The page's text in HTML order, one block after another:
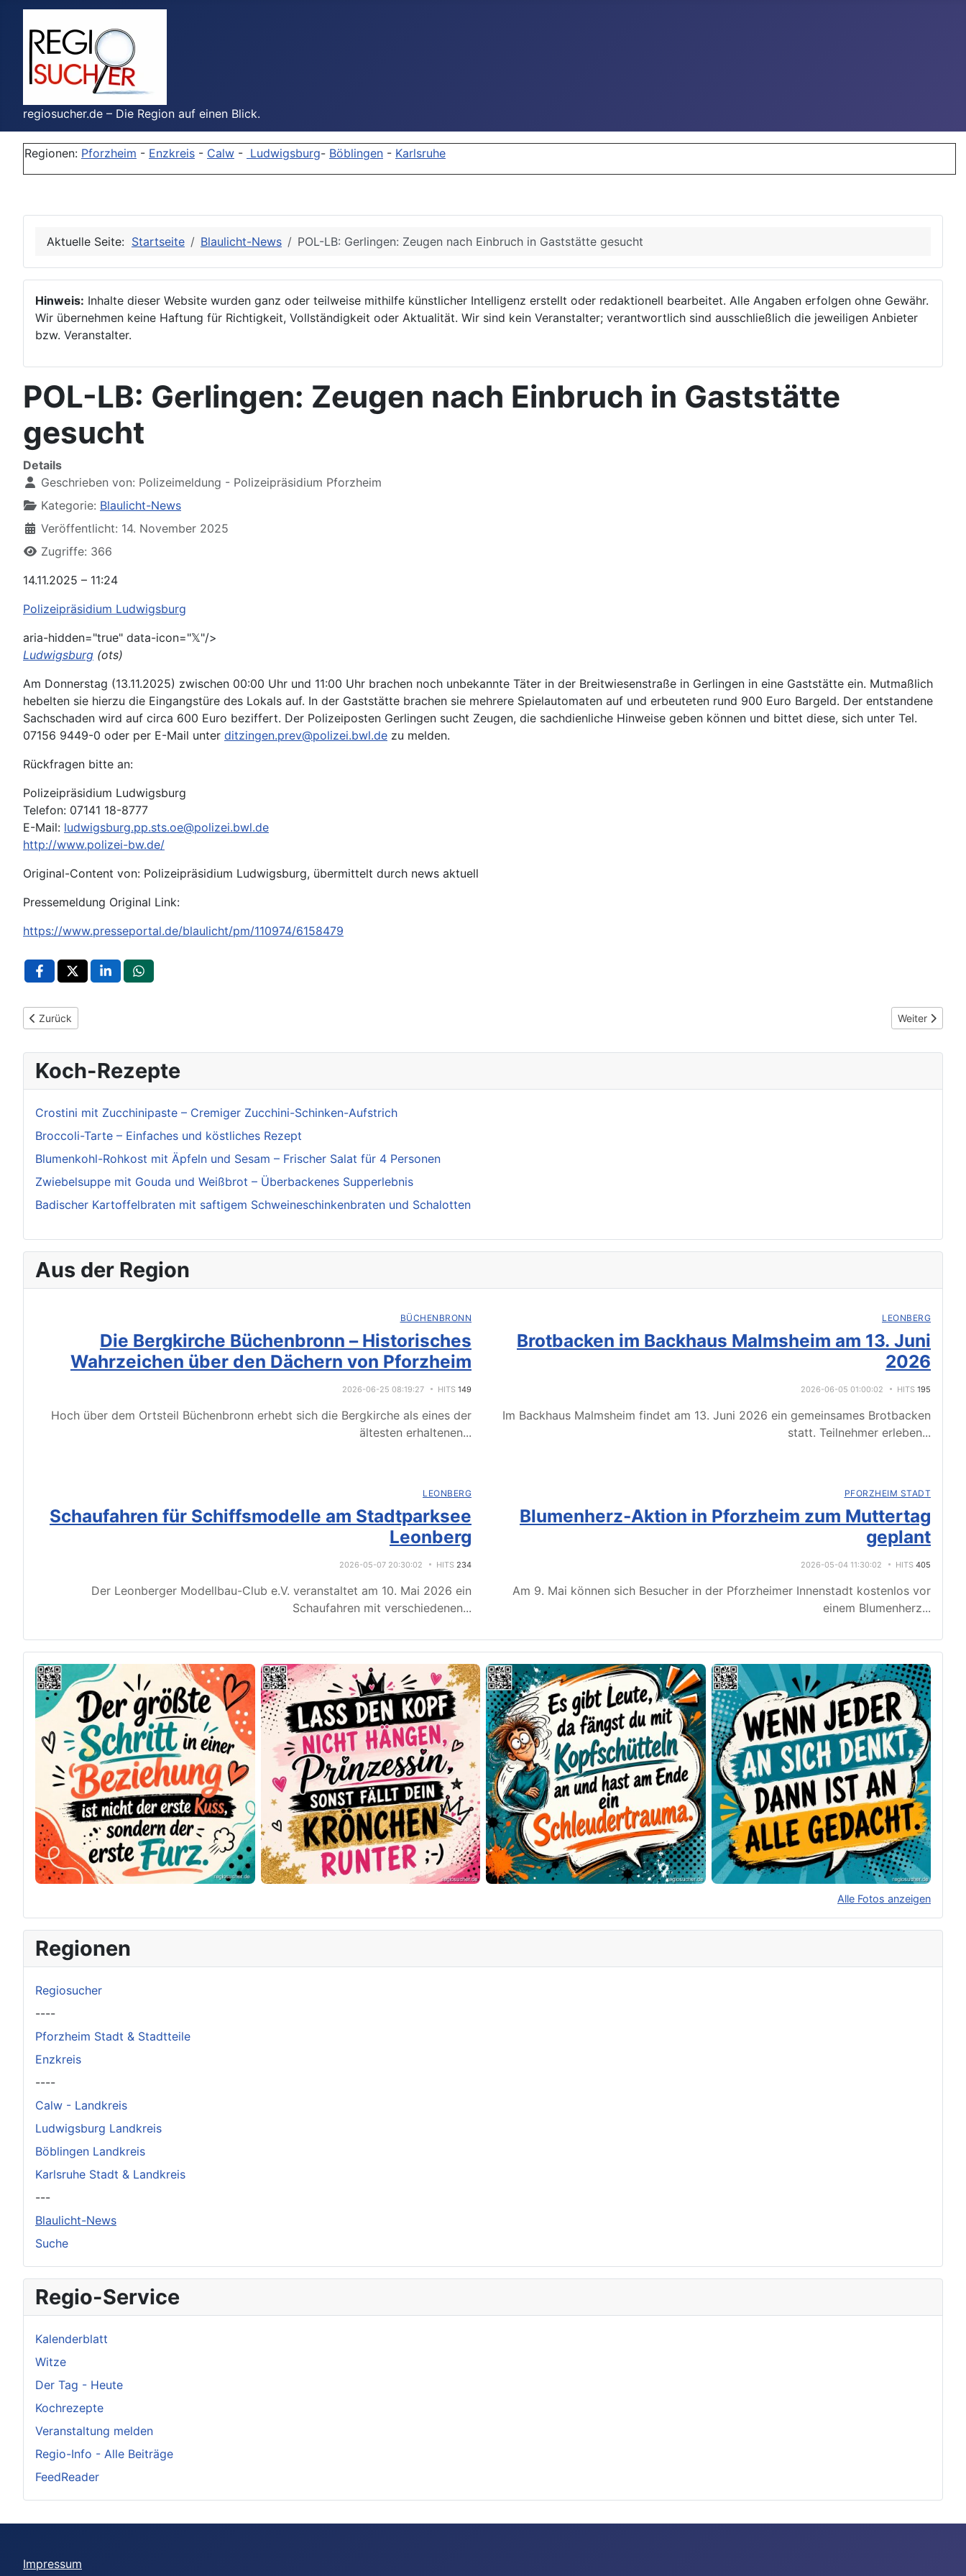
regiosucher.de – Die Region auf einen Blick.
Regionen: Pforzheim - Enzkreis - Calw - Ludwigsburg- Böblingen - Karlsruhe
Aktuelle Seite: Startseite Blaulicht-News POL-LB: Gerlingen: Zeugen nach Einbruch in Gaststätte gesucht
Hinweis: Inhalte dieser Website wurden ganz oder teilweise mithilfe künstlicher Intelligenz erstellt oder redaktionell bearbeitet. Alle Angaben erfolgen ohne Gewähr.
Wir übernehmen keine Haftung für Richtigkeit, Vollständigkeit oder Aktualität. Wir sind kein Veranstalter; verantwortlich sind ausschließlich die jeweiligen Anbieter
bzw. Veranstalter.
POL-LB: Gerlingen: Zeugen nach Einbruch in Gaststätte
gesucht
Details
Geschrieben von: Polizeimeldung - Polizeipräsidium Pforzheim
Kategorie: Blaulicht-News
Veröffentlicht: 14. November 2025
Zugriffe: 366
14.11.2025 – 11:24
Polizeipräsidium Ludwigsburg
aria-hidden="true" data-icon="𝕏"/>
Ludwigsburg (ots)
Am Donnerstag (13.11.2025) zwischen 00:00 Uhr und 11:00 Uhr brachen noch unbekannte Täter in der Breitwiesenstraße in Gerlingen in eine Gaststätte ein. Mutmaßlich
hebelten sie hierzu die Eingangstüre des Lokals auf. In der Gaststätte brachen sie mehrere Spielautomaten auf und erbeuteten rund 900 Euro Bargeld. Der entstandene
Sachschaden wird auf circa 600 Euro beziffert. Der Polizeiposten Gerlingen sucht Zeugen, die sachdienliche Hinweise geben können und bittet diese, sich unter Tel.
07156 9449-0 oder per E-Mail unter ditzingen.prev@polizei.bwl.de zu melden.
Rückfragen bitte an:
Polizeipräsidium Ludwigsburg
Telefon: 07141 18-8777
E-Mail: ludwigsburg.pp.sts.oe@polizei.bwl.de
http://www.polizei-bw.de/
Original-Content von: Polizeipräsidium Ludwigsburg, übermittelt durch news aktuell
Pressemeldung Original Link:
https://www.presseportal.de/blaulicht/pm/110974/6158479
Vorheriger Beitrag: POL-LB: BAB 81/Gerlingen: Unfallflucht nach Spurwechsel
Zurück Nächster
Weiter
Koch-Rezepte
Crostini mit Zucchinipaste – Cremiger Zucchini-Schinken-Aufstrich
Broccoli-Tarte – Einfaches und köstliches Rezept
Blumenkohl-Rohkost mit Äpfeln und Sesam – Frischer Salat für 4 Personen
Zwiebelsuppe mit Gouda und Weißbrot – Überbackenes Supperlebnis
Badischer Kartoffelbraten mit saftigem Schweineschinkenbraten und Schalotten
Aus der Region
BÜCHENBRONN
Die Bergkirche Büchenbronn – Historisches
Wahrzeichen über den Dächern von Pforzheim
2026-06-25 08:19:27 HITS 149
Hoch über dem Ortsteil Büchenbronn erhebt sich die Bergkirche als eines der
ältesten erhaltenen...
LEONBERG
Brotbacken im Backhaus Malmsheim am 13. Juni
2026
2026-06-05 01:00:02 HITS 195
Im Backhaus Malmsheim findet am 13. Juni 2026 ein gemeinsames Brotbacken
statt. Teilnehmer erleben...
LEONBERG
Schaufahren für Schiffsmodelle am Stadtparksee
Leonberg
2026-05-07 20:30:02 HITS 234
Der Leonberger Modellbau-Club e.V. veranstaltet am 10. Mai 2026 ein
Schaufahren mit verschiedenen...
PFORZHEIM STADT
Blumenherz-Aktion in Pforzheim zum Muttertag
geplant
2026-05-04 11:30:02 HITS 405
Am 9. Mai können sich Besucher in der Pforzheimer Innenstadt kostenlos vor
einem Blumenherz...
Alle Fotos anzeigen
Original herunterladen
Regionen
Regiosucher
----
Pforzheim Stadt & Stadtteile
Enzkreis
----
Calw - Landkreis
Ludwigsburg Landkreis
Böblingen Landkreis
Karlsruhe Stadt & Landkreis
---
Blaulicht-News
Suche
Regio-Service
Kalenderblatt
Witze
Der Tag - Heute
Kochrezepte
Veranstaltung melden
Regio-Info - Alle Beiträge
FeedReader
Impressum